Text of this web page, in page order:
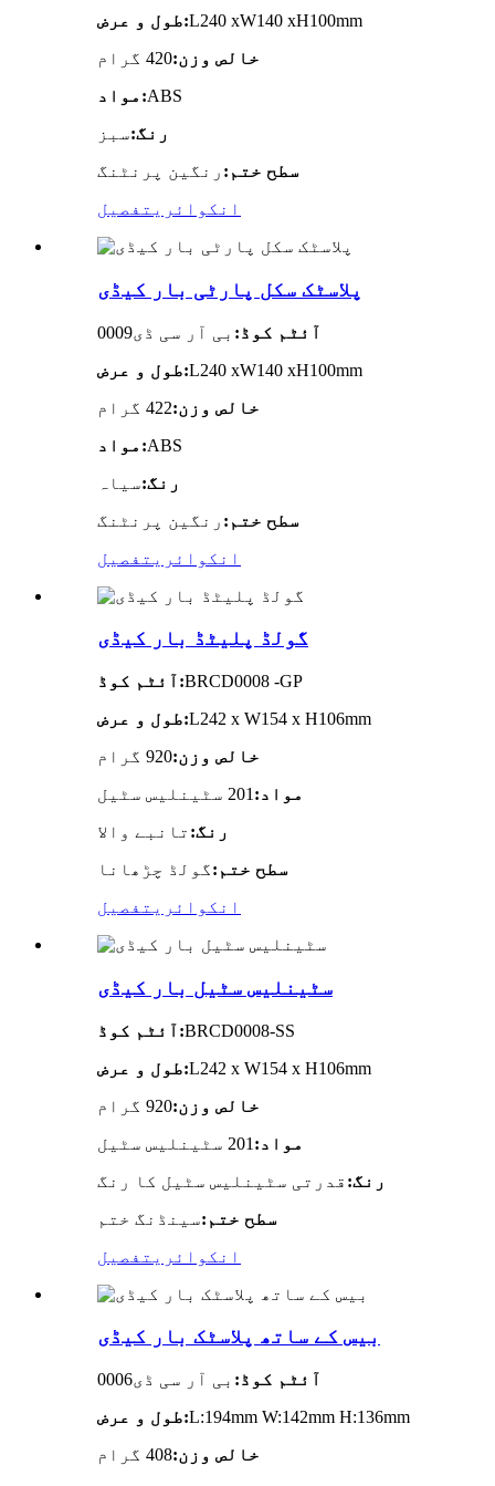
طول و عرض:L240 xW140 xH100mm
خالص وزن:420 گرام
مواد:ABS
رنگ:سبز
سطح ختم: رنگین پرنٹنگ
انکوائری تفصیل
پلاسٹک سکل پارٹی بار کیڈی
آئٹم کوڈ: بی آر سی ڈی0009
طول و عرض:L240 xW140 xH100mm
خالص وزن:422 گرام
مواد:ABS
رنگ:سیاہ
سطح ختم: رنگین پرنٹنگ
انکوائری تفصیل
گولڈ پلیٹڈ بار کیڈی
آئٹم کوڈ:BRCD0008 -GP
طول و عرض:L242 x W154 x H106mm
خالص وزن:920 گرام
مواد: 201 سٹینلیس سٹیل
رنگ: تانبے والا
سطح ختم:گولڈ چڑھانا
انکوائری تفصیل
سٹینلیس سٹیل بار کیڈی
آئٹم کوڈ:BRCD0008-SS
طول و عرض:L242 x W154 x H106mm
خالص وزن:920 گرام
مواد: 201 سٹینلیس سٹیل
رنگ: قدرتی سٹینلیس سٹیل کا رنگ
سطح ختم:سینڈنگ ختم
انکوائری تفصیل
بیس کے ساتھ پلاسٹک بار کیڈی
آئٹم کوڈ: بی آر سی ڈی0006
طول و عرض:L:194mm W:142mm H:136mm
خالص وزن:408 گرام